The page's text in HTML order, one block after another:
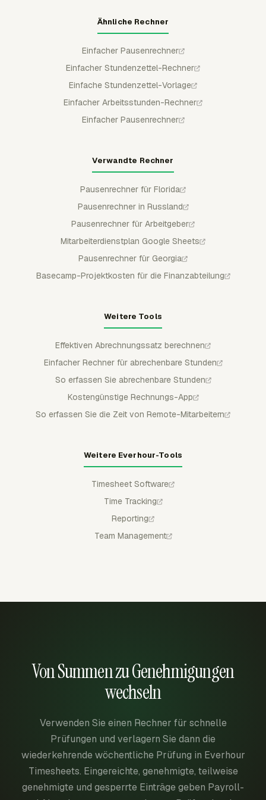
Ähnliche Rechner
Einfacher Pausenrechner
Einfacher Stundenzettel-Rechner
Einfache Stundenzettel-Vorlage
Einfacher Arbeitsstunden-Rechner
Einfacher Pausenrechner
Verwandte Rechner
Pausenrechner für Florida
Pausenrechner in Russland
Pausenrechner für Arbeitgeber
Mitarbeiterdienstplan Google Sheets
Pausenrechner für Georgia
Basecamp-Projektkosten für die Finanzabteilung
Weitere Tools
Effektiven Abrechnungssatz berechnen
Einfacher Rechner für abrechenbare Stunden
So erfassen Sie abrechenbare Stunden
Kostengünstige Rechnungs-App
So erfassen Sie die Zeit von Remote-Mitarbeitern
Weitere Everhour-Tools
Timesheet Software
Time Tracking
Reporting
Team Management
Von Summen zu Genehmigungen
wechseln
Verwenden Sie einen Rechner für schnelle
Prüfungen und verlagern Sie dann die
wiederkehrende wöchentliche Prüfung in Everhour
Timesheets. Eingereichte, genehmigte, teilweise
genehmigte und gesperrte Einträge geben Payroll-